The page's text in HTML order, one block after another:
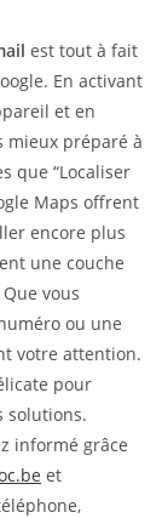
est tout à fait
En activant
et en
mieux préparé à
que “Localiser
Maps offrent
encore plus
une couche
vous
ou une
votre attention.
pour
solutions.
informé grâce
et